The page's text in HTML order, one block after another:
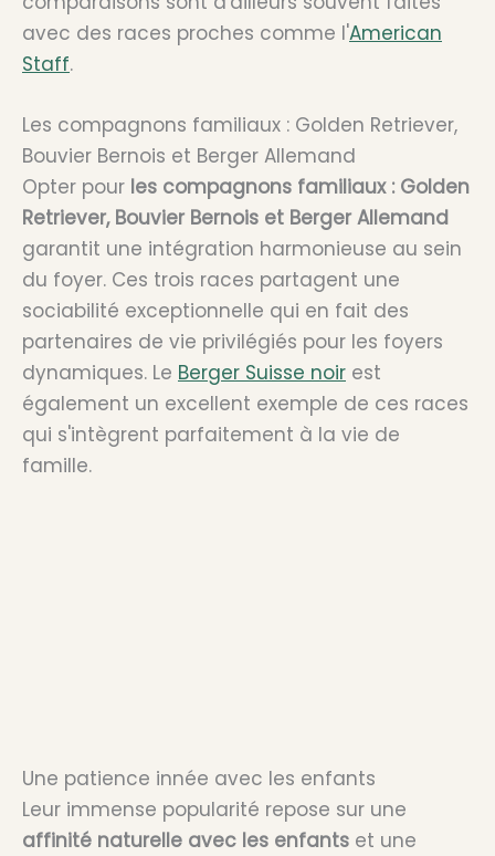
avec des races proches comme l'American
Staff.
Les compagnons familiaux : Golden Retriever,
Bouvier Bernois et Berger Allemand
Opter pour les compagnons familiaux : Golden
Retriever, Bouvier Bernois et Berger Allemand
garantit une intégration harmonieuse au sein
du foyer. Ces trois races partagent une
sociabilité exceptionnelle qui en fait des
partenaires de vie privilégiés pour les foyers
dynamiques. Le Berger Suisse noir est
également un excellent exemple de ces races
qui s'intègrent parfaitement à la vie de
famille.
Une patience innée avec les enfants
Leur immense popularité repose sur une
affinité naturelle avec les enfants et une